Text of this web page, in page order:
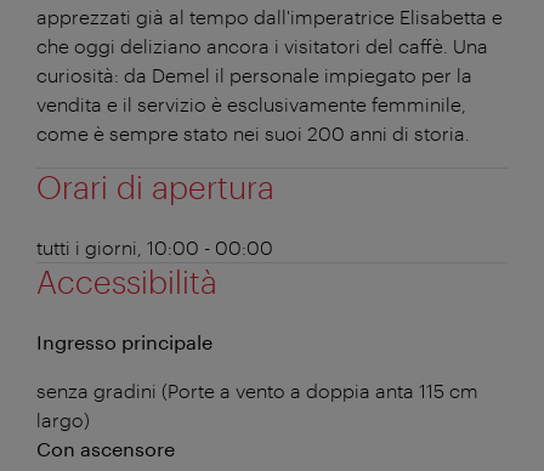
apprezzati già al tempo dall'imperatrice Elisabetta e
che oggi deliziano ancora i visitatori del caffè. Una
curiosità: da Demel il personale impiegato per la
vendita e il servizio è esclusivamente femminile,
come è sempre stato nei suoi 200 anni di storia.
Orari di apertura
tutti i giorni, 10:00 - 00:00
Accessibilità
Ingresso principale
senza gradini (Porte a vento a doppia anta 115 cm
largo)
Con ascensore